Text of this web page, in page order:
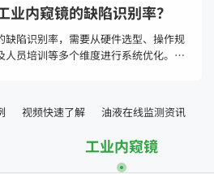
业内窥镜的缺陷识别率？
缺陷识别率，需要从硬件选型、操作规
员培训等多个维度进行系统优化。以
视频快速了解
油液在线监测资讯
工业内窥镜